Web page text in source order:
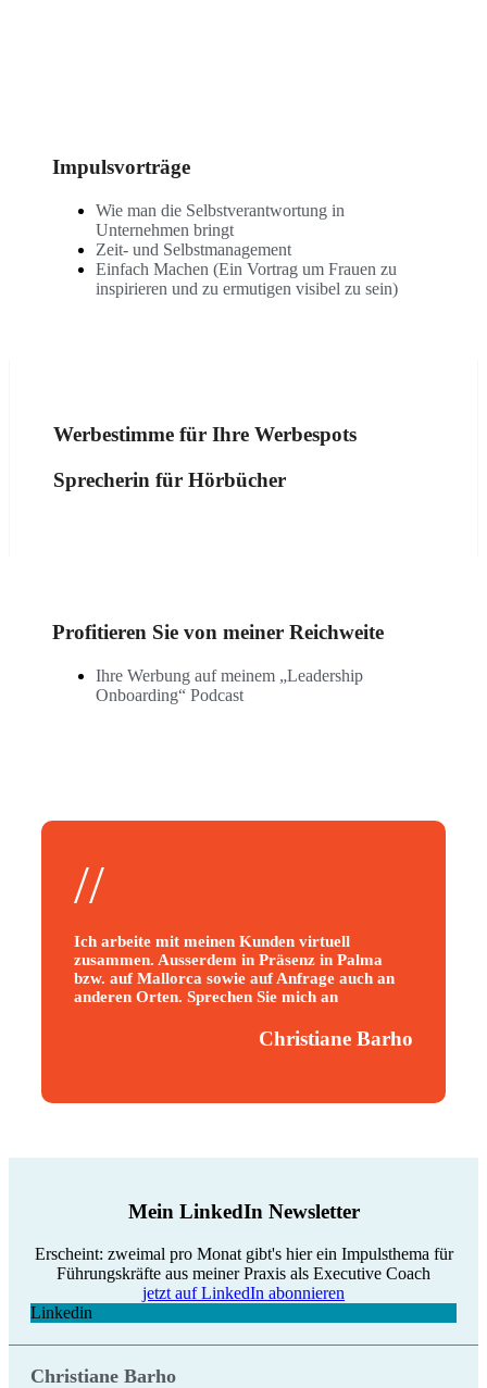
Impulsvorträge
Wie man die Selbstverantwortung in
Unternehmen bringt
Zeit- und Selbstmanagement
Einfach Machen (Ein Vortrag um Frauen zu
inspirieren und zu ermutigen visibel zu sein)
Werbestimme für Ihre Werbespots
Sprecherin für Hörbücher
Profitieren Sie von meiner Reichweite
Ihre Werbung auf meinem „Leadership
Onboarding“ Podcast
//
Ich arbeite mit meinen Kunden virtuell
zusammen. Ausserdem in Präsenz in Palma
bzw. auf Mallorca sowie auf Anfrage auch an
anderen Orten. Sprechen Sie mich an
Christiane Barho
Mein LinkedIn Newsletter
Erscheint: zweimal pro Monat gibt's hier ein Impulsthema für
Führungskräfte aus meiner Praxis als Executive Coach
jetzt auf LinkedIn abonnieren
Linkedin
Christiane Barho